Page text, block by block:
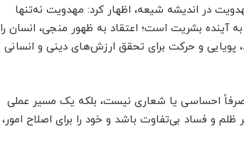
در اندیشه شیعه، اظهار کرد: مهدویت نه‌تنها
بشریت است؛ اعتقاد به ظهور منجی، انسان را
پویایی و حرکت برای تحقق ارزش‌های دینی و انسانی
صرفاً احساسی یا شعاری نیست، بلکه یک مسیر عملی
و فساد بی‌تفاوت باشد و خود را برای اصلاح امور،